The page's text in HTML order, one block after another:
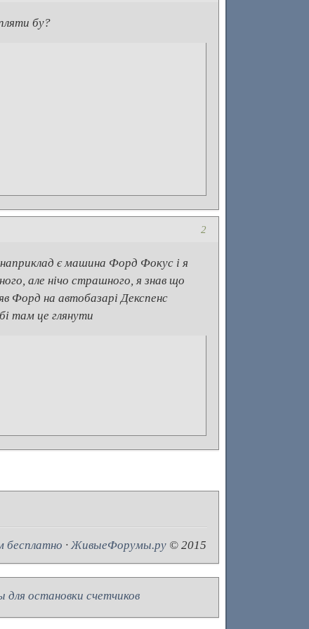
бу?
2
є машина Форд Фокус і я
але нічо страшного, я знав що
Форд на автобазарі Декспенс
там це глянути
бесплатно · ЖивыеФорумы.ру © 2015
остановки счетчиков